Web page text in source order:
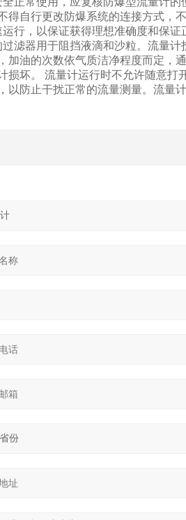
自行更改防爆系统的连接方式，不
运行，以保证获得理想准确度和保
滤器用于阻挡液滴和沙粒。流量
加油的次数依气质洁净程度而定，
损坏。 流量计运行时不允许随意
防止干扰正常的流量测量。流量